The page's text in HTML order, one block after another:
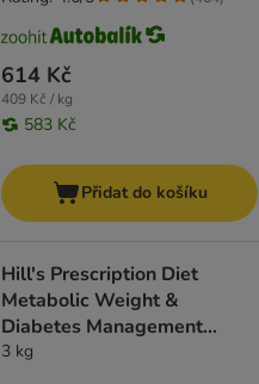
614 Kč
409 Kč / kg
583 Kč
Přidat do košíku
Hill's Prescription Diet
Metabolic Weight &
Diabetes Management
Chicken
3 kg